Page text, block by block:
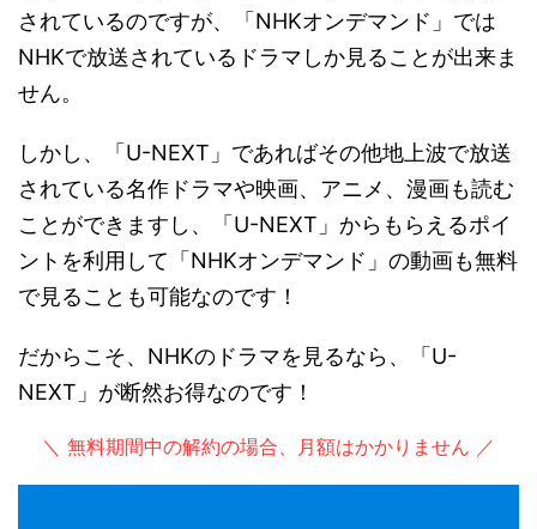
されているのですが、「NHKオンデマンド」では
NHKで放送されているドラマしか見ることが出来ま
せん。
しかし、「U-NEXT」であればその他地上波で放送
されている名作ドラマや映画、アニメ、漫画も読む
ことができますし、「U-NEXT」からもらえるポイ
ントを利用して「NHKオンデマンド」の動画も無料
で見ることも可能なのです！
だからこそ、NHKのドラマを見るなら、「U-
NEXT」が断然お得なのです！
＼ 無料期間中の解約の場合、月額はかかりません ／